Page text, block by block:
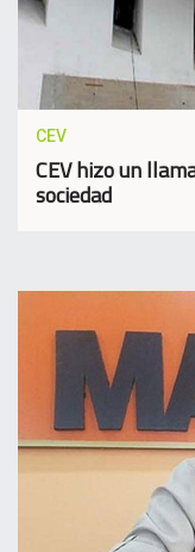
CEV
CEV hizo un
sociedad